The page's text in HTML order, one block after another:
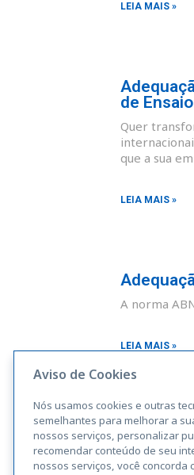
LEIA MAIS »
de
Quer
que a sua
LEIA MAIS »
A norma
LEIA MAIS »
A
Aviso de Cookies
Nós usamos cookies e outras
semelhantes para melhorar a
nossos serviços, personalizar
recomendar conteúdo de seu
nossos serviços, você concorda